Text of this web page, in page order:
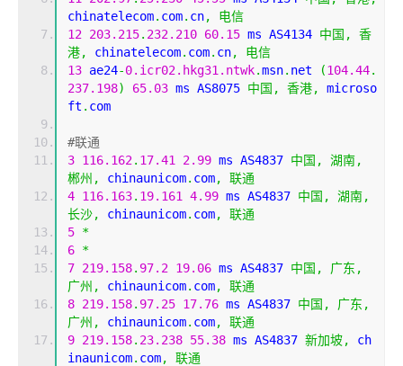
chinatelecom. com. cn,
电信
12 203.215. 232.210 60.15 ms AS4134 中国,
香
港,
chinatelecom. com. cn,
电信
13 ae24-0.icr02.hkg31.ntwk.msn. net (104.44.
237.198) 65.03 ms AS8075 中国, 香港,
microso
ft . com
#联通
3 116.162. 17.41 2.99 ms AS4837 中国,
湖南,
郴州,
chinaunicom. com,
联通
4 116.163. 19.161 4.99 ms AS4837 中国,
湖南,
长沙,
chinaunicom. com,
联通
5 *
6 *
7 219.158. 97.2 19.06 ms AS4837 中国,
广东,
广州,
chinaunicom. com,
联通
8 219.158. 97.25 17.76 ms AS4837 中国,
广东,
广州,
chinaunicom. com,
联通
9 219.158. 23.238 55.38 ms AS4837 新加坡,
ch
inaunicom. com,
联通